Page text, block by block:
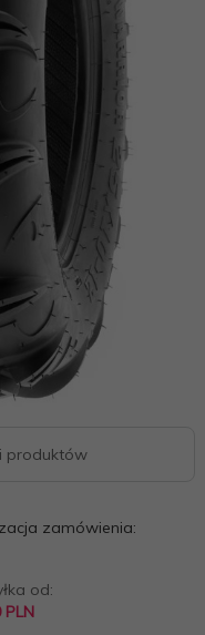
produktów
zamówienia:
od:
PLN